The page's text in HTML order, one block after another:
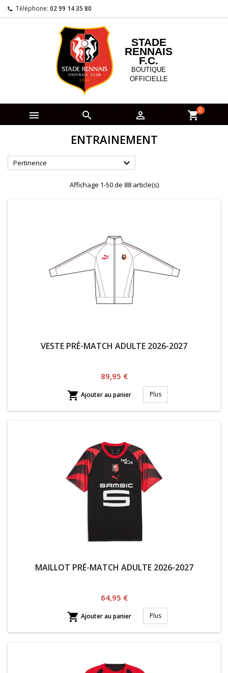
Téléphone: 02 99 14 35 80
STADE
RENNAIS
F.C.
BOUTIQUE
OFFICIELLE
   shopping_cart0
ENTRAINEMENT
Pertinence 
Affichage 1-50 de 88 article(s)
VESTE PRÉ-MATCH ADULTE 2026-2027
Prix
89,95 €
 Ajouter au panier Plus
MAILLOT PRÉ-MATCH ADULTE 2026-2027
Prix
64,95 €
 Ajouter au panier Plus